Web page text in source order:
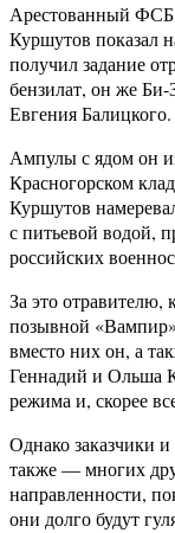
Арестованный ФСБ
Куршутов показал
получил задание
бензилат, он же Би-
Евгения Балицкого.
Ампулы с ядом он
Красногорском
Куршутов
с питьевой водой,
российских
За это отравителю,
позывной
вместо них он, а
Геннадий и Ольша
режима и, скорее
Однако заказчики и
также — многих
направленности,
они долго будут